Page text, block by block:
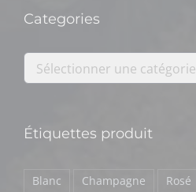
Categories
Sélectionner une catégorie
Étiquettes produit
Blanc Champagne Rosé